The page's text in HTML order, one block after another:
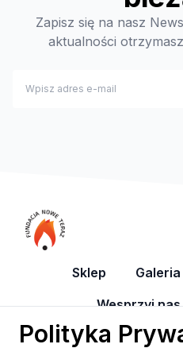
Zapisz się na nasz
aktualności
Sklep Galeria
Wesprzyj nas
YouTube
Polityka